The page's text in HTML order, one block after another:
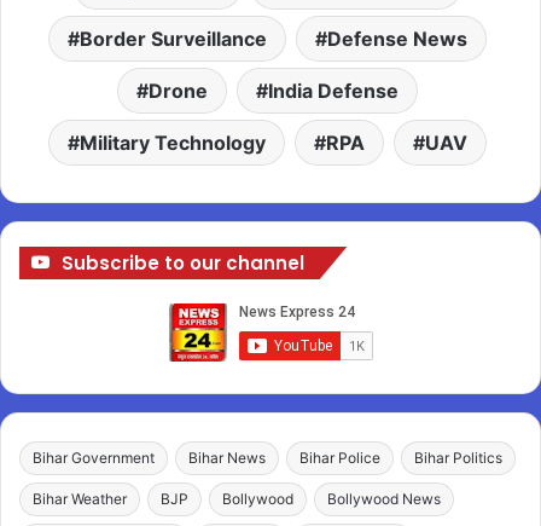
Border Surveillance Defense News
Drone India Defense
Military Technology RPA UAV
Subscribe to our channel
Bihar Government Bihar News Bihar Police Bihar Politics
Bihar Weather BJP Bollywood Bollywood News